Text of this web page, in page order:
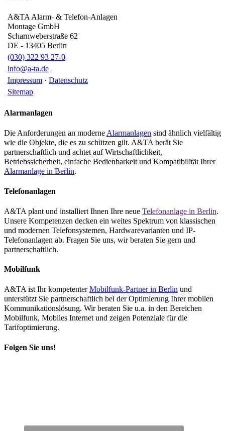
A&TA Alarm- & Telefon-Anlagen
Montage GmbH
Scharnweberstraße 62
DE - 13405 Berlin
(030) 322 93 27-0
info@a-ta.de
Impressum · Datenschutz
Sitemap
Alarmanlagen
Die Anforderungen an moderne Alarmanlagen sind ähnlich vielfältig
wie die Objekte, die es zu schützen gilt. A&TA berät Sie
partnerschaftlich und achtet auf Wirtschaftlichkeit,
Betriebssicherheit, einfache Bedienbarkeit und Kompatibilität Ihrer
Alarmanlage in Berlin.
Telefonanlagen
A&TA plant und installiert Ihnen Ihre neue Telefonanlage in Berlin.
Unsere Kompetenzen decken ein weites Spektrum von klassischen
und modernen Telefonsystemen, Hardwarevarianten und IP-
Telefonanlagen ab. Fragen Sie uns, wir beraten Sie gern und
partnerschaftlich.
Mobilfunk
A&TA ist Ihr kompetenterMobilfunk-Partner in Berlin und
unterstützt Sie partnerschaftlich bei der Optimierung Ihrer mobilen
Kommunikationslösung. Wir beraten Sie u.a. in den Bereichen
Mobilfunk, Mobiles Internet und zeigen Potenziale für die
Tarifoptimierung.
Folgen Sie uns!